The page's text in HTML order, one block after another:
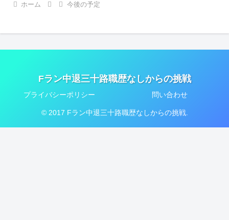
ホーム 今後の予定
Fラン中退三十路職歴なしからの挑戦
プライバシーポリシー 問い合わせ
© 2017 Fラン中退三十路職歴なしからの挑戦.